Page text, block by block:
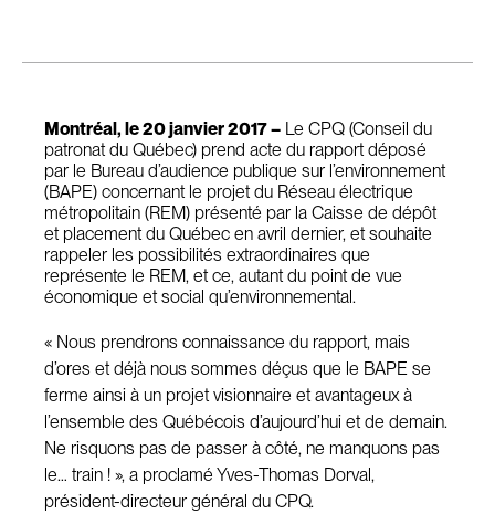
Montréal, le 20 janvier 2017 – Le CPQ (Conseil du
patronat du Québec) prend acte du rapport déposé
par le Bureau d’audience publique sur l’environnement
(BAPE) concernant le projet du Réseau électrique
métropolitain (REM) présenté par la Caisse de dépôt
et placement du Québec en avril dernier, et souhaite
rappeler les possibilités extraordinaires que
représente le REM, et ce, autant du point de vue
économique et social qu’environnemental.
« Nous prendrons connaissance du rapport, mais
d’ores et déjà nous sommes déçus que le BAPE se
ferme ainsi à un projet visionnaire et avantageux à
l’ensemble des Québécois d’aujourd’hui et de demain.
Ne risquons pas de passer à côté, ne manquons pas
le… train ! », a proclamé Yves-Thomas Dorval,
président-directeur général du CPQ.